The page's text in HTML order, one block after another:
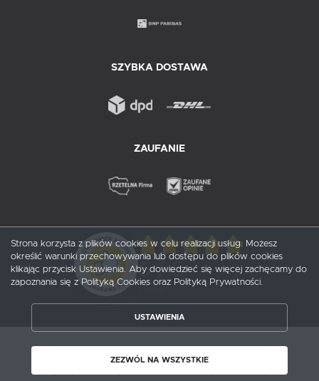
SZYBKA DOSTAWA
ZAUFANIE
5/ 5
Copyright by probox.pl
Strona korzysta z plików cookies w celu realizacji usług. Możesz
określić warunki przechowywania lub dostępu do plików cookies
klikając przycisk Ustawienia. Aby dowiedzieć się więcej zachęcamy do
zapoznania się z Polityką Cookies oraz Polityką Prywatności.
USTAWIENIA
ZEZWÓL NA WSZYSTKIE
ZEZWÓL NA WSZYSTKIE